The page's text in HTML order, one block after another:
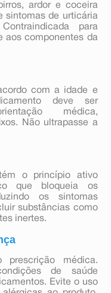
ardor e coceira
sintomas de urticária
para
aos componentes da
com a idade e
deve ser
médica,
Não ultrapasse a
o princípio ativo
que bloqueia os
os sintomas
substâncias como
inertes.
prescrição médica.
de saúde
Evite o uso